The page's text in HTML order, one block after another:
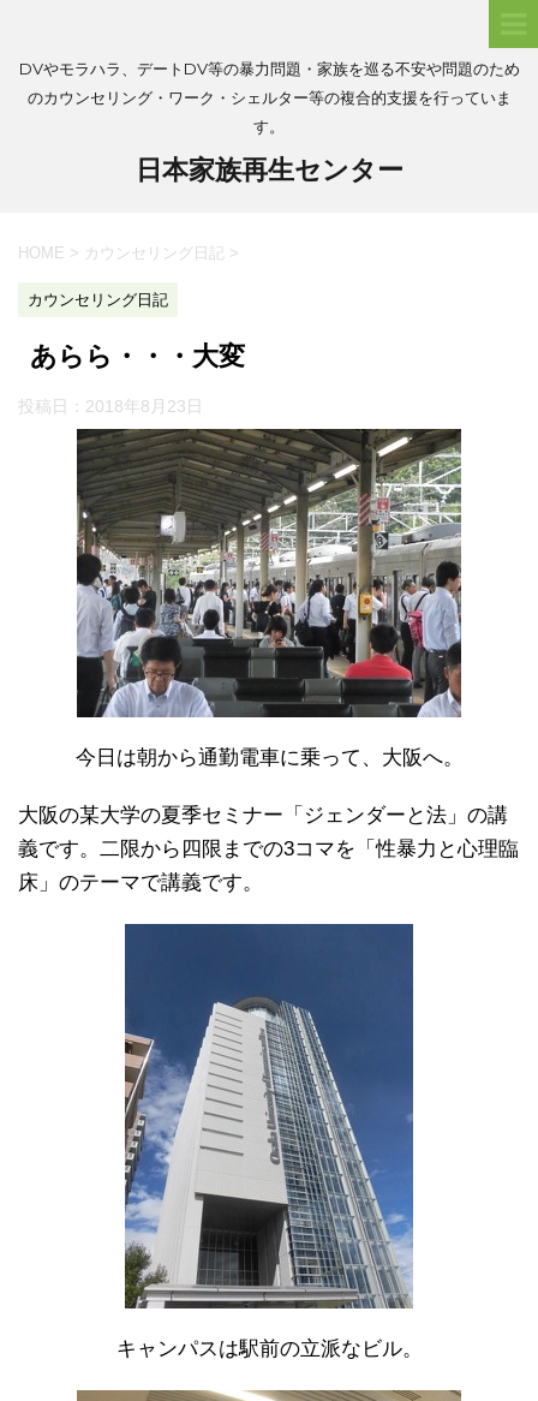
DVやモラハラ、デートDV等の暴力問題・家族を巡る不安や問題のため
のカウンセリング・ワーク・シェルター等の複合的支援を行っていま
す。
日本家族再生センター
HOME > カウンセリング日記 >
カウンセリング日記
あらら・・・大変
投稿日： 2018年8月23日
今日は朝から通勤電車に乗って、大阪へ。
大阪の某大学の夏季セミナー「ジェンダーと法」の講
義です。二限から四限までの3コマを「性暴力と心理臨
床」のテーマで講義です。
キャンパスは駅前の立派なビル。